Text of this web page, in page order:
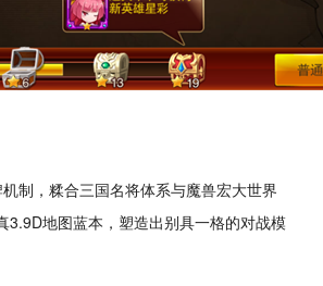
制，糅合三国名将体系与魔兽宏大世界
3.9D地图蓝本，塑造出别具一格的对战模